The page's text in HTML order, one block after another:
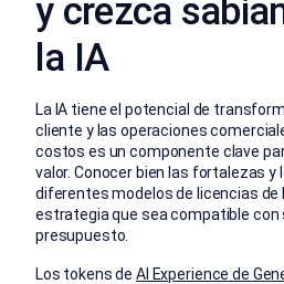
y crezca
la IA
La IA tiene el potencial de
cliente y las operaciones
costos es un componente clave
valor. Conocer bien las fortalezas y
diferentes modelos de licencias de
estrategia que sea compatible con
presupuesto.
Los tokens deAI Experience de